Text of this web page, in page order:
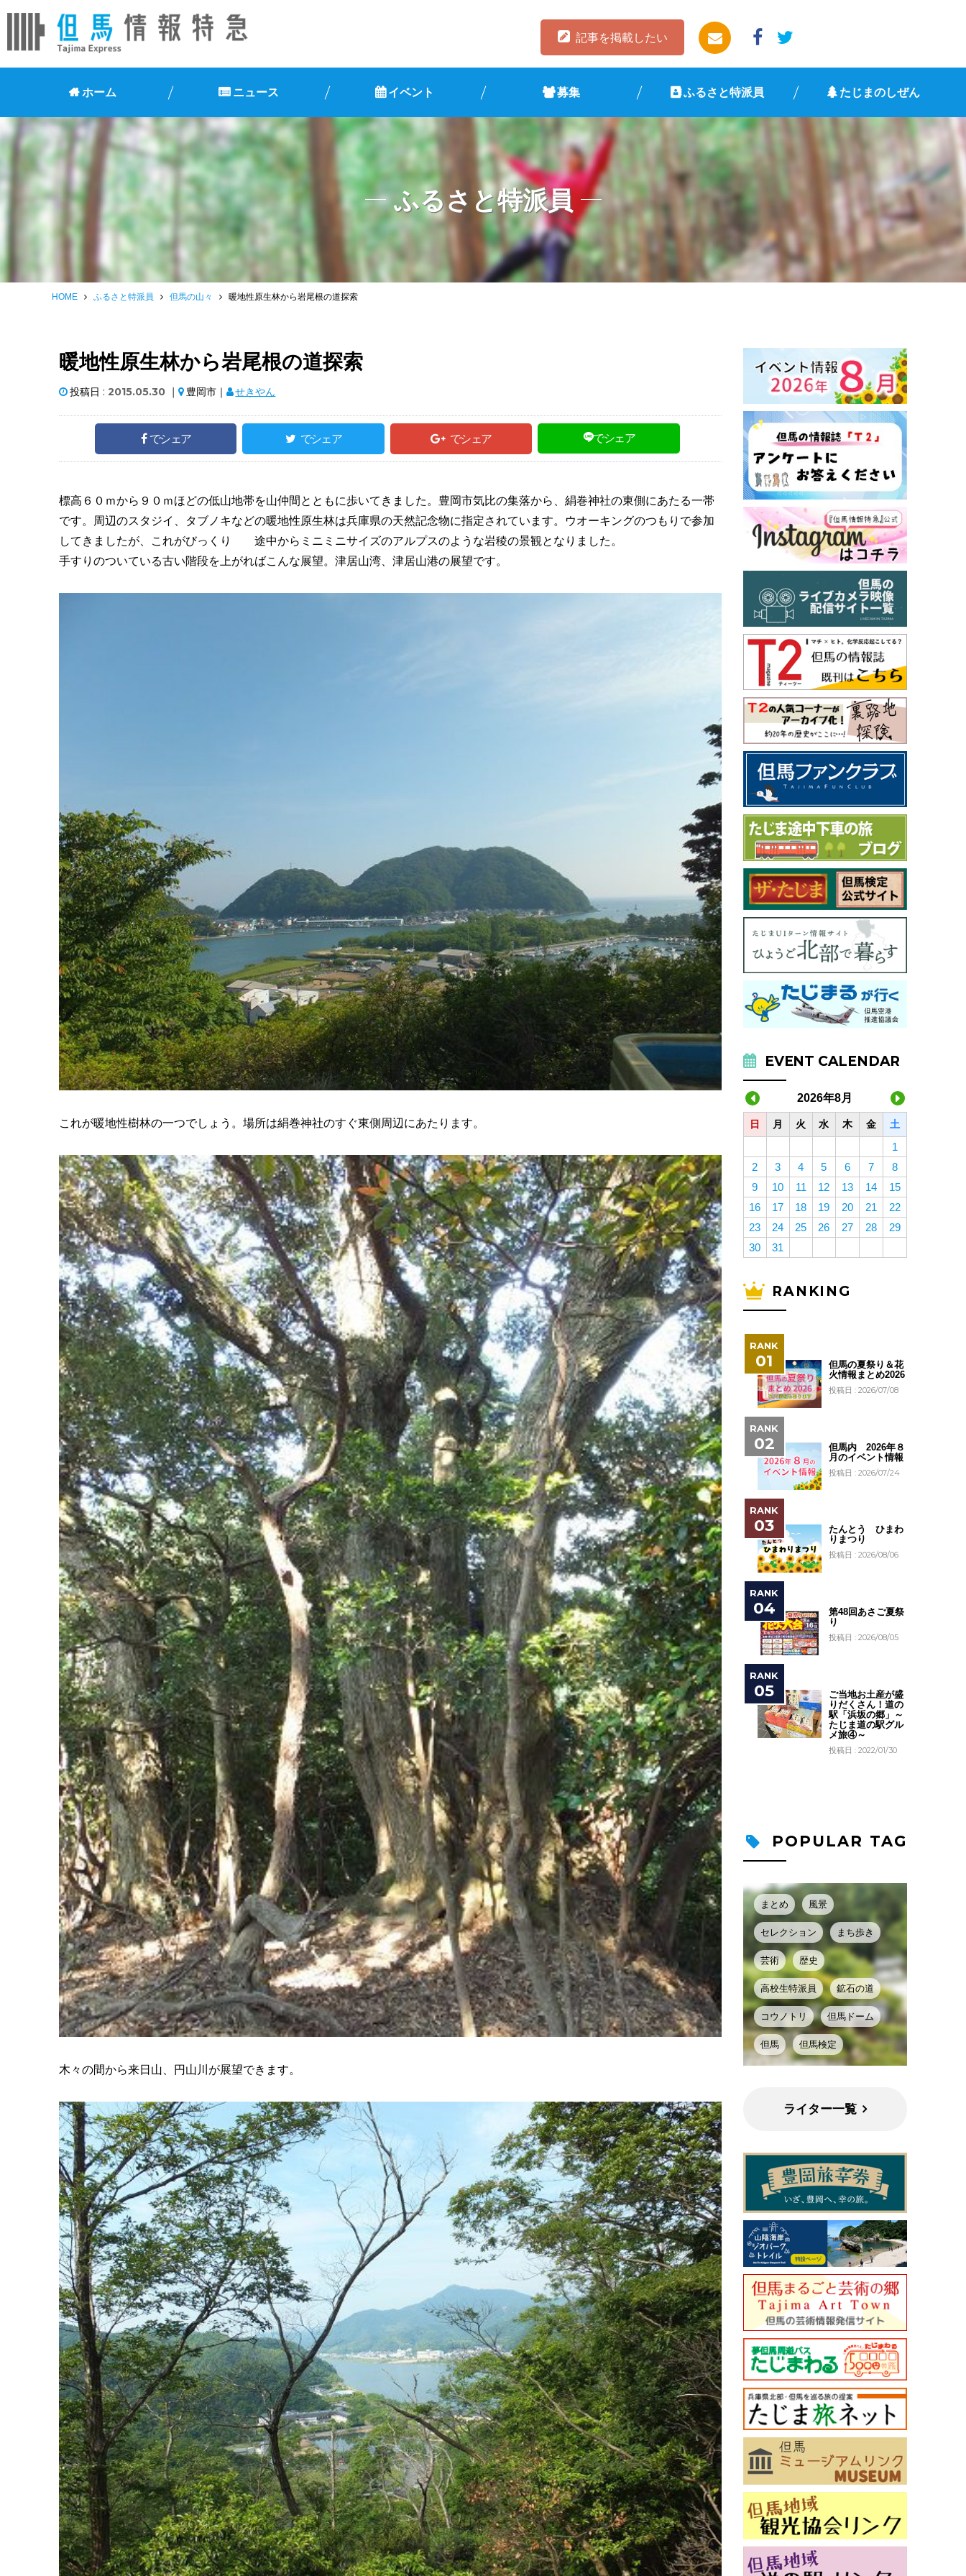
記事を掲載したい
ホーム ニュース イベント 募集 ふるさと特派員 たじまのしぜん
ふるさと特派員
HOME ふるさと特派員 但馬の山々 暖地性原生林から岩尾根の道探索
暖地性原生林から岩尾根の道探索
投稿日 : 2015.05.30｜ 豊岡市｜ せきやん
でシェア でシェア でシェア でシェア
標高６０ｍから９０ｍほどの低山地帯を山仲間とともに歩いてきました。豊岡市気比の集落から、絹巻神社の東側にあたる一帯
です。周辺のスタジイ、タブノキなどの暖地性原生林は兵庫県の天然記念物に指定されています。ウオーキングのつもりで参加
してきましたが、これがびっくり 途中からミニミニサイズのアルプスのような岩稜の景観となりました。
手すりのついている古い階段を上がればこんな展望。津居山湾、津居山港の展望です。
これが暖地性樹林の一つでしょう。場所は絹巻神社のすぐ東側周辺にあたります。
木々の間から来日山、円山川が展望できます。
EVENT CALENDAR
2026年8月
日 月 火 水 木 金 土
1
2
3 4 5 6 7
8
9
10 11 12 13 14
15
16
17 18 19 20 21
22
23
24 25 26 27 28
29
30
31
RANKING
但馬の夏祭り＆花
火情報まとめ2026
投稿日 : 2026/07/08
但馬内 2026年８
月のイベント情報
投稿日 : 2026/07/24
たんとう ひまわ
りまつり
投稿日 : 2026/08/06
第48回あさご夏祭
り
投稿日 : 2026/08/05
ご当地お土産が盛
りだくさん！道の
駅「浜坂の郷」～
たじま道の駅グル
メ旅④～
投稿日 : 2022/01/30
POPULAR TAG
まとめ 風景
セレクション まち歩き
芸術 歴史
高校生特派員 鉱石の道
コウノトリ 但馬ドーム
但馬 但馬検定
ライター一覧